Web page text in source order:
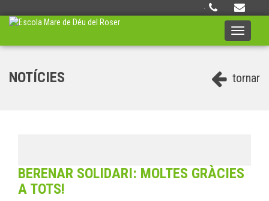
·
Toggle
tornar
NOTÍCIES
BERENAR SOLIDARI: MOLTES GRÀCIES
A TOTS!